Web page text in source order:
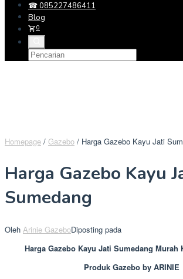
☎ 085227486411
Blog
0
Homepage / Gazebo / Harga Gazebo Kayu Jati
Harga Gazebo Kayu
Sumedang
Oleh Arinie GazeboDiposting pada
Harga Gazebo Kayu Jati Sumedang Murah
Produk Gazebo by ARINIE